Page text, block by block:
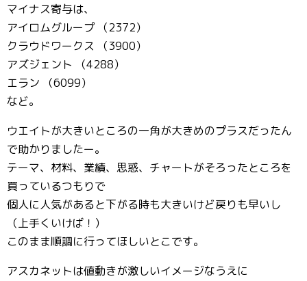
マイナス寄与は、
アイロムグループ （2372）
クラウドワークス （3900）
アズジェント （4288）
エラン （6099）
など。
ウエイトが大きいところの一角が大きめのプラスだったん
で助かりましたー。
テーマ、材料、業績、思惑、チャートがそろったところを
買っているつもりで
個人に人気があると下がる時も大きいけど戻りも早いし
（上手くいけば！）
このまま順調に行ってほしいとこです。
アスカネットは値動きが激しいイメージなうえに